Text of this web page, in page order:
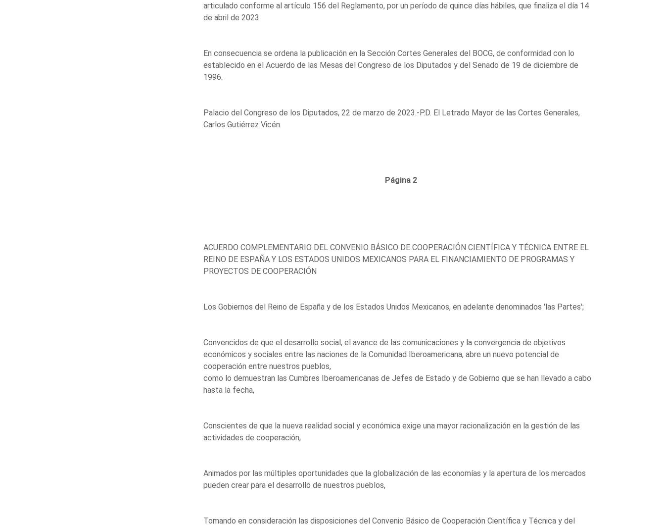
articulado conforme al artículo 156 del Reglamento, por un período de quince días hábiles, que finaliza el día 14
de abril de 2023.
En consecuencia se ordena la publicación en la Sección Cortes Generales del BOCG, de conformidad con lo
establecido en el Acuerdo de las Mesas del Congreso de los Diputados y del Senado de 19 de diciembre de
1996.
Palacio del Congreso de los Diputados, 22 de marzo de 2023.-P.D. El Letrado Mayor de las Cortes Generales,
Carlos Gutiérrez Vicén.
Página 2
ACUERDO COMPLEMENTARIO DEL CONVENIO BÁSICO DE COOPERACIÓN CIENTÍFICA Y TÉCNICA ENTRE EL
REINO DE ESPAÑA Y LOS ESTADOS UNIDOS MEXICANOS PARA EL FINANCIAMIENTO DE PROGRAMAS Y
PROYECTOS DE COOPERACIÓN
Los Gobiernos del Reino de España y de los Estados Unidos Mexicanos, en adelante denominados 'las Partes';
Convencidos de que el desarrollo social, el avance de las comunicaciones y la convergencia de objetivos
económicos y sociales entre las naciones de la Comunidad Iberoamericana, abre un nuevo potencial de
cooperación entre nuestros pueblos,
como lo demuestran las Cumbres Iberoamericanas de Jefes de Estado y de Gobierno que se han llevado a cabo
hasta la fecha,
Conscientes de que la nueva realidad social y económica exige una mayor racionalización en la gestión de las
actividades de cooperación,
Animados por las múltiples oportunidades que la globalización de las economías y la apertura de los mercados
pueden crear para el desarrollo de nuestros pueblos,
Tomando en consideración las disposiciones del Convenio Básico de Cooperación Científica y Técnica y del